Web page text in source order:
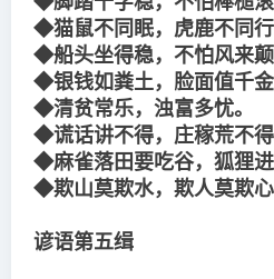
◆猫鼠不同眠，虎鹿不同行
◆船头坐得稳，不怕风来颠
◆银钱如粪土，脸面值千金
◆清贫常乐，浊富多忧。
◆谎话讲不得，庄稼荒不得
◆麻雀落田要吃谷，狐狸进
◆欺山莫欺水，欺人莫欺心
谚语第五缉